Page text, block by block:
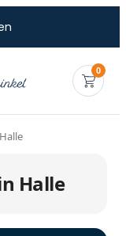
0
Halle
Halle